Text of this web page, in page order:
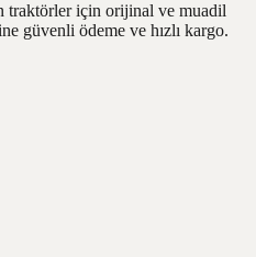
traktörler için orijinal ve muadil
güvenli ödeme ve hızlı kargo.